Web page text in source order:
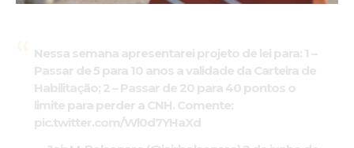
Nessa semana apresentarei projeto de lei para: 1 –
Passar de 5 para 10 anos a validade da Carteira de
Habilitação; 2 – Passar de 20 para 40 pontos o
limite para perder a CNH. Comente:
pic.twitter.com/Wl0d7YHaXd